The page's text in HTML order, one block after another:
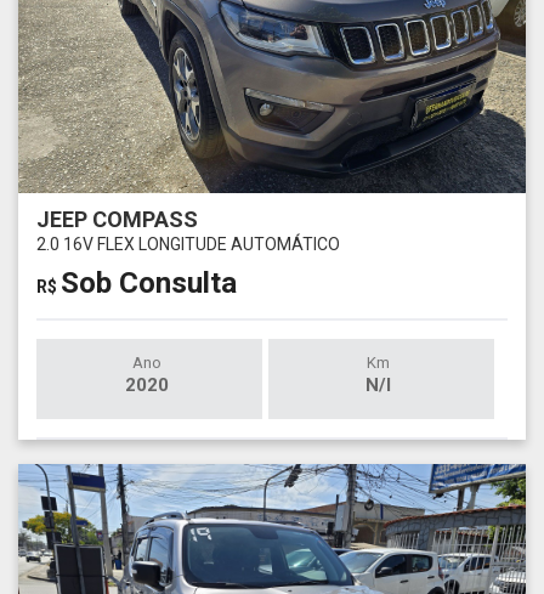
JEEP COMPASS
2.0 16V FLEX LONGITUDE AUTOMÁTICO
R$ Sob Consulta
Ano
2020
Km
N/I